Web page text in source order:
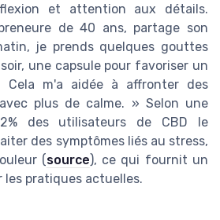
et attention aux détails.
de 40 ans, partage son
je prends quelques gouttes
une capsule pour favoriser un
Cela m'a aidée à affronter des
plus de calme. » Selon une
des utilisateurs de CBD le
des symptômes liés au stress,
(source), ce qui fournit un
pratiques actuelles.